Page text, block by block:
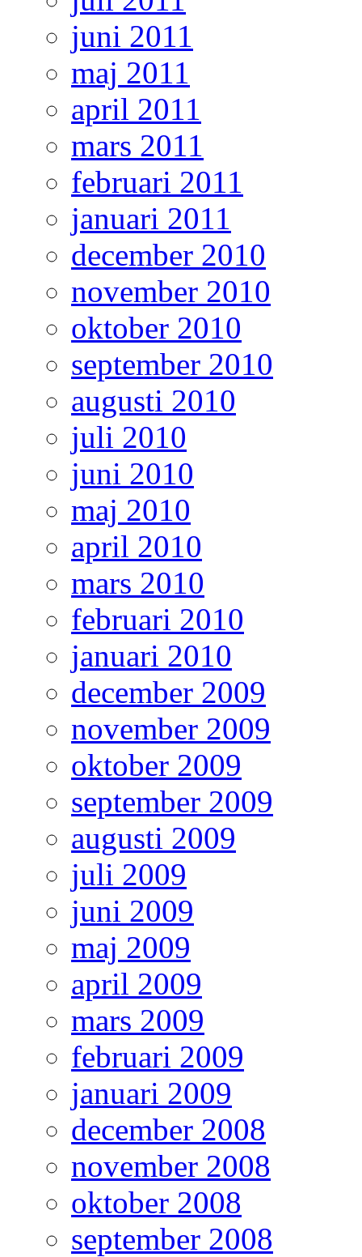
juni 2011
maj 2011
april 2011
mars 2011
februari 2011
januari 2011
december 2010
november 2010
oktober 2010
september 2010
augusti 2010
juli 2010
juni 2010
maj 2010
april 2010
mars 2010
februari 2010
januari 2010
december 2009
november 2009
oktober 2009
september 2009
augusti 2009
juli 2009
juni 2009
maj 2009
april 2009
mars 2009
februari 2009
januari 2009
december 2008
november 2008
oktober 2008
september 2008